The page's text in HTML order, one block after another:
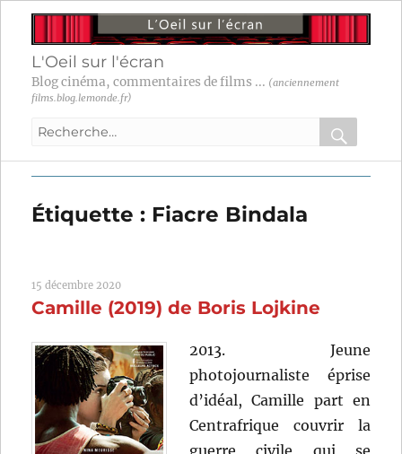
L'Oeil sur l'écran
Blog cinéma, commentaires de films ... (anciennement
films.blog.lemonde.fr)
Recherche
:
OK
Étiquette : Fiacre Bindala
15 décembre 2020
Camille (2019) de Boris Lojkine
2013. Jeune
photojournaliste éprise
d’idéal, Camille part en
Centrafrique couvrir la